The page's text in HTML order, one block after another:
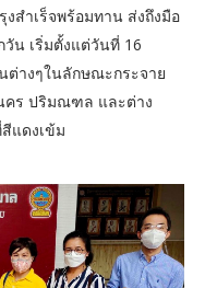
สำเร็จพร้อมทาน ส่งถึงมือ
น เริ่มตั้งแต่วันที่ 16
างๆในลักษณะกระจาย
คร ปริมณฑล และต่าง
แดงเข้ม